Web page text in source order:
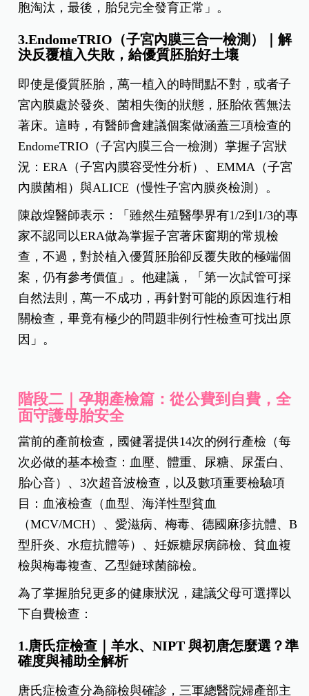
胞淘汰，最後，胎兒完全發育正常」。
3.EndomeTRIO（子宮內膜三合一檢測）｜解
決反覆植入失敗，給優質胚胎好土壤
即使是優質胚胎，萬一植入的時間點不對，或者子
宮內膜處於發炎、菌相失衡的狀態，胚胎依舊無法
著床。這時，有醫師會建議個案做涵蓋三項檢查的
EndomeTRIO（子宮內膜三合一檢測）掌握子宮狀
況：ERA（子宮內膜容受性分析）、EMMA（子宮
內膜菌相）與ALICE（慢性子宮內膜炎檢測）。
陳啟煌醫師表示：「雖然生殖醫學界有1/2到1/3的專
家不認同以ERA做為掌握子宮著床窗期的常規檢
查，不過，對於植入優質胚胎卻反覆失敗的極端個
案，仍有參考價值」。他建議，「第一次試管可採
自然法則，萬一不成功，再針對可能的原因進行相
關檢查，畢竟有極少的問題非例行性檢查可找出原
因」。
階段二｜孕期產檢篇：從公費到自費，全
面守護母胎安全
當前的產前檢查，國健署提供14次的例行產檢（每
次必做的基本檢查：血壓、體重、尿糖、尿蛋白、
胎心音）、3次超音波檢查，以及數項重要檢驗項
目：血液檢查（血型、海洋性型貧血
（MCV/MCH）、愛滋病、梅毒、德國麻疹抗體、B
型肝炎、水痘抗體等）、妊娠糖尿病篩檢、貧血複
檢與梅毒複查、乙型鏈球菌篩檢。
為了掌握胎兒更多的健康狀況，建議父母可選擇以
下自費檢查：
1.唐氏症檢查｜羊水、NIPT 與初唐怎麼選？準
確度與補助全解析
唐氏症檢查分為篩檢與確診，三軍總醫院婦產部主